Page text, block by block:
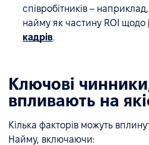
співробітників –
найму як частину ROI щодо
кадрів.
Ключові
впливають на
Кілька факторів можуть
Найму, включаючи: